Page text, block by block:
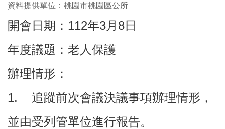
民
進
階
尋
本
資料提供單位：桃園市桃園區公所
開會日期：112年3月8日
年度議題：老人保護
辦理情形：
1. 追蹤前次會議決議事項辦理情形，
並由受列管單位進行報告。